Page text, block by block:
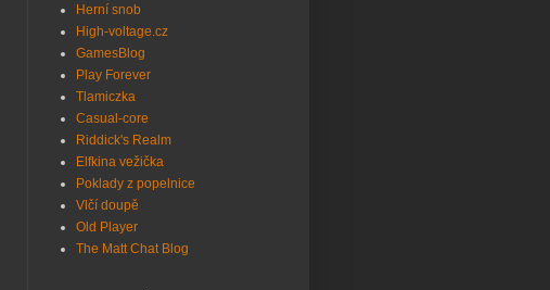
Herní snob
High-voltage.cz
GamesBlog
Play Forever
Tlamiczka
Casual-core
Riddick's Realm
Elfkina vežička
Poklady z popelnice
Vlčí doupě
Old Player
The Matt Chat Blog